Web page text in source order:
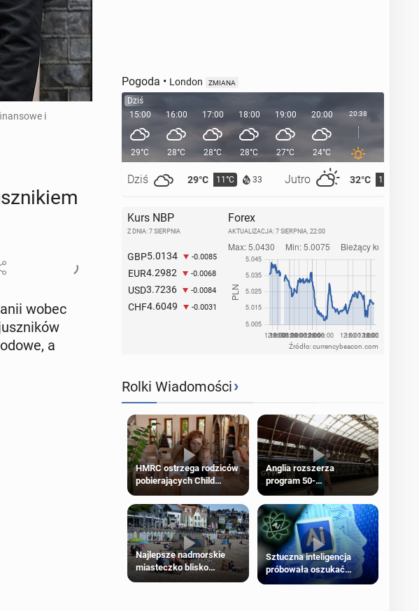
i
wobec
a
Pogoda • London ZMIANA
Dziś
15:00
29°C
Dziś 29°C 11°C 33 Jutro 32°C 15°C
16:00
28°C
17:00
28°C
18:00
28°C
19:00
27°C
20:00
24°C
20:38
Kurs NBP
Z DNIA: 7 SIERPNIA
GBP5.0134 -0.0085
EUR4.2982 -0.0068
USD3.7236 -0.0084
CHF4.6049 -0.0031
Forex
AKTUALIZACJA: 7 SIERPNIA, 22:00
Źródło: currencybeacon.com
Rolki Wiadomości›
HMRC ostrzega rodziców
pobierających Child
Benefit. Mogą być
zobowiązani do zwrotu
zasiłku
Anglia rozszerza
program 50-
procentowych zniżek
kolejowych na 18-latków
Najlepsze nadmorskie
miasteczko blisko
Sztuczna inteligencja
próbowała oszukać
człowieka